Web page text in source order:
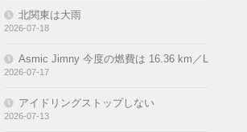
北関東は大雨
2026-07-18
Asmic Jimny 今度の燃費は 16.36 km／L
2026-07-17
アイドリングストップしない
2026-07-13